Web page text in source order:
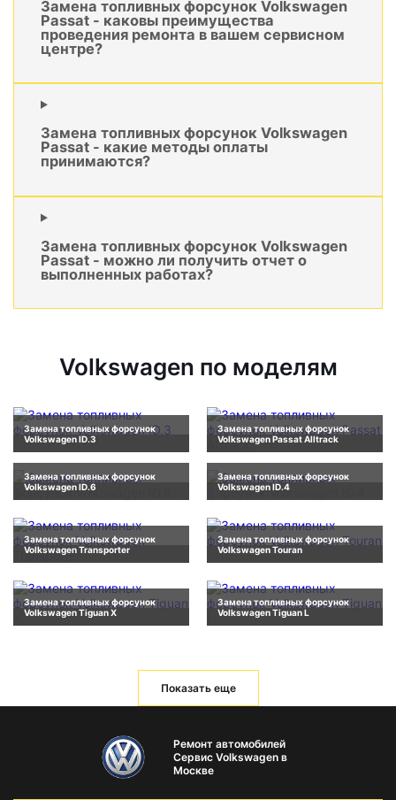
Замена топливных форсунок Volkswagen
Passat - каковы преимущества
проведения ремонта в вашем сервисном
центре?
Замена топливных форсунок Volkswagen
Passat - какие методы оплаты
принимаются?
Замена топливных форсунок Volkswagen
Passat - можно ли получить отчет о
выполненных работах?
Volkswagen по моделям
Замена топливных форсунок
Volkswagen ID.3
Замена топливных форсунок
Volkswagen Passat Alltrack
Замена топливных форсунок
Volkswagen ID.6
Замена топливных форсунок
Volkswagen ID.4
Замена топливных форсунок
Volkswagen Transporter
Замена топливных форсунок
Volkswagen Touran
Замена топливных форсунок
Volkswagen Tiguan X
Замена топливных форсунок
Volkswagen Tiguan L
Показать еще
Ремонт автомобилей
Сервис Volkswagen в
Москве